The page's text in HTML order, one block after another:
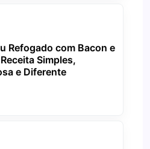
Refogado com Bacon e
Simples,
e Diferente